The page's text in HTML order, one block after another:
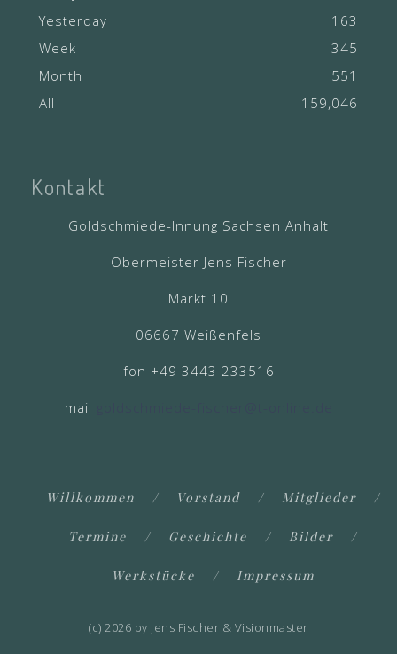
Yesterday
163
Week
345
Month
551
All
159,046
Kontakt
Goldschmiede-Innung Sachsen Anhalt
Obermeister Jens Fischer
Markt 10
06667 Weißenfels
fon +49 3443 233516
mail
Willkommen Vorstand Mitglieder
Termine Geschichte Bilder
Werkstücke Impressum
(c) 2026 by Jens Fischer & Visionmaster